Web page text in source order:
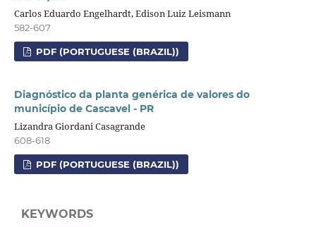
Carlos Eduardo Engelhardt, Edison Luiz Leismann
582-607
PDF (PORTUGUESE (BRAZIL))
Diagnóstico da planta genérica de valores do
município de Cascavel - PR
Lizandra Giordani Casagrande
608-618
PDF (PORTUGUESE (BRAZIL))
KEYWORDS